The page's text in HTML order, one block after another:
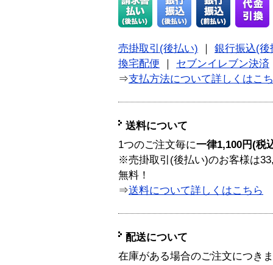
売掛取引(後払い)
銀行振込(後
換宅配便
セブンイレブン決済
⇒支払方法について詳しくはこ
送料について
1つのご注文毎に一律1,100円(税
※売掛取引(後払い)のお客様は
無料！
⇒送料について詳しくはこちら
配送について
在庫がある場合のご注文につき